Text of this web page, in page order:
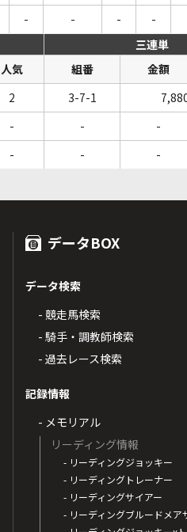
- - - -
三連単
人気 組番 金額
2 3-7-1
- - -
- - -
データBOX
データ検索
- 競走馬検索
- 騎手・調教師検索
- 過去レース検索
記録情報
- メモリアル
リーディング情報
- リーディングジョッキー
- リーディングトレーナー
- リーディングサイアー
- リーディングブルードメア